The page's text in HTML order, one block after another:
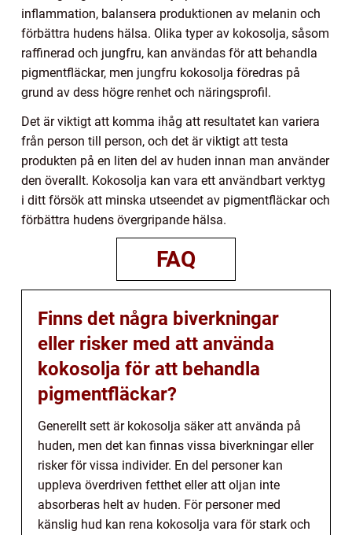
inflammation, balansera produktionen av melanin och
förbättra hudens hälsa. Olika typer av kokosolja, såsom
raffinerad och jungfru, kan användas för att behandla
pigmentfläckar, men jungfru kokosolja föredras på
grund av dess högre renhet och näringsprofil.
Det är viktigt att komma ihåg att resultatet kan variera
från person till person, och det är viktigt att testa
produkten på en liten del av huden innan man använder
den överallt. Kokosolja kan vara ett användbart verktyg
i ditt försök att minska utseendet av pigmentfläckar och
förbättra hudens övergripande hälsa.
FAQ
Finns det några biverkningar
eller risker med att använda
kokosolja för att behandla
pigmentfläckar?
Generellt sett är kokosolja säker att använda på
huden, men det kan finnas vissa biverkningar eller
risker för vissa individer. En del personer kan
uppleva överdriven fetthet eller att oljan inte
absorberas helt av huden. För personer med
känslig hud kan rena kokosolja vara för stark och